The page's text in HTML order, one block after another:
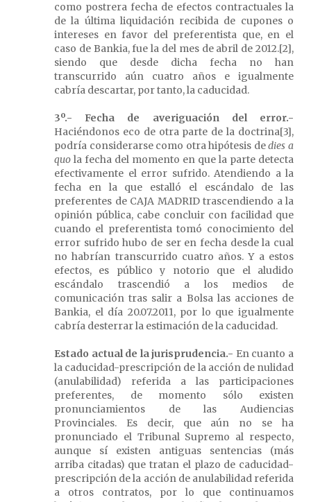
como postrera fecha de efectos contractuales la
de la última liquidación recibida de cupones o
intereses en favor del preferentista que, en el
caso de Bankia, fue la del mes de abril de 2012.[2],
siendo que desde dicha fecha no han
transcurrido aún cuatro años e igualmente
cabría descartar, por tanto, la caducidad.
3º.- Fecha de averiguación del error.-
Haciéndonos eco de otra parte de la doctrina[3],
podría considerarse como otra hipótesis dedies a
quo la fecha del momento en que la parte detecta
efectivamente el error sufrido. Atendiendo a la
fecha en la que estalló el escándalo de las
preferentes de CAJA MADRID trascendiendo a la
opinión pública, cabe concluir con facilidad que
cuando el preferentista tomó conocimiento del
error sufrido hubo de ser en fecha desde la cual
no habrían transcurrido cuatro años. Y a estos
efectos, es público y notorio que el aludido
escándalo trascendió a los medios de
comunicación tras salir a Bolsa las acciones de
Bankia, el día 20.07.2011, por lo que igualmente
cabría desterrar la estimación de la caducidad.
Estado actual de la jurisprudencia.- En cuanto a
la caducidad-prescripción de la acción de nulidad
(anulabilidad) referida a las participaciones
preferentes, de momento sólo existen
pronunciamientos de las Audiencias
Provinciales. Es decir, que aún no se ha
pronunciado el Tribunal Supremo al respecto,
aunque sí existen antiguas sentencias (más
arriba citadas) que tratan el plazo de caducidad-
prescripción de la acción de anulabilidad referida
a otros contratos, por lo que continuamos